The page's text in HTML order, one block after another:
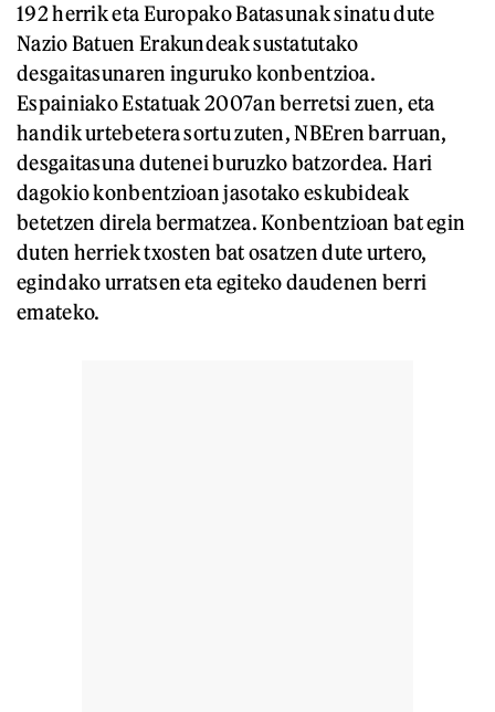
192 herrik eta Europako Batasunak sinatu dute
Nazio Batuen Erakundeak sustatutako
desgaitasunaren inguruko konbentzioa.
Espainiako Estatuak 2007an berretsi zuen, eta
handik urtebetera sortu zuten, NBEren barruan,
desgaitasuna dutenei buruzko batzordea. Hari
dagokio konbentzioan jasotako eskubideak
betetzen direla bermatzea. Konbentzioan bat egin
duten herriek txosten bat osatzen dute urtero,
egindako urratsen eta egiteko daudenen berri
emateko.